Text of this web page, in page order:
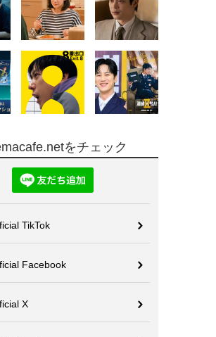
をチェック
TikTok
Facebook
X